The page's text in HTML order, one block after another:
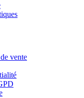
vente